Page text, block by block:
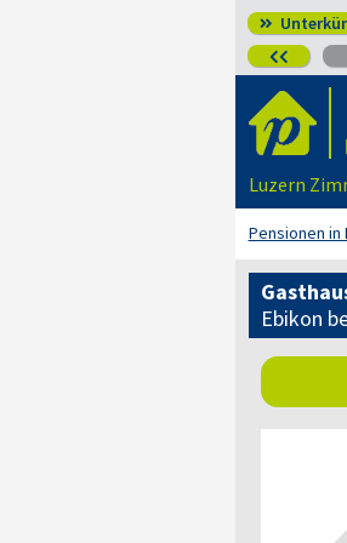


Luzern
Pensionen in
Ebikon